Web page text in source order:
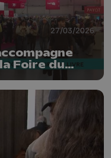
27/03/2026
Foire du